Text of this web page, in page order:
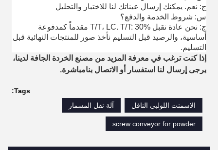
ج: نعم. يمكنك إرسال عيناتك لنا للاختبار والتحليل
س: شروط الخدمة والدفع؟
ج: نحن عادة نقبل T/T، LC. T/T: 30% مقدماً كمدفوعة
أساسية، والرصيد قبل التسليم نأخذ صور للمنتجات النهائية قبل
التسليم.
إذا كنت ترغب في معرفة المزيد من مصنع الخردة الجافة لدينا،
يرجى إرسال لنا استفسار أو الاتصال بنامباشرة.
Tags:
الاسمنت اللولبي الناقل
آلة نقل المسمار
screw conveyor for powder